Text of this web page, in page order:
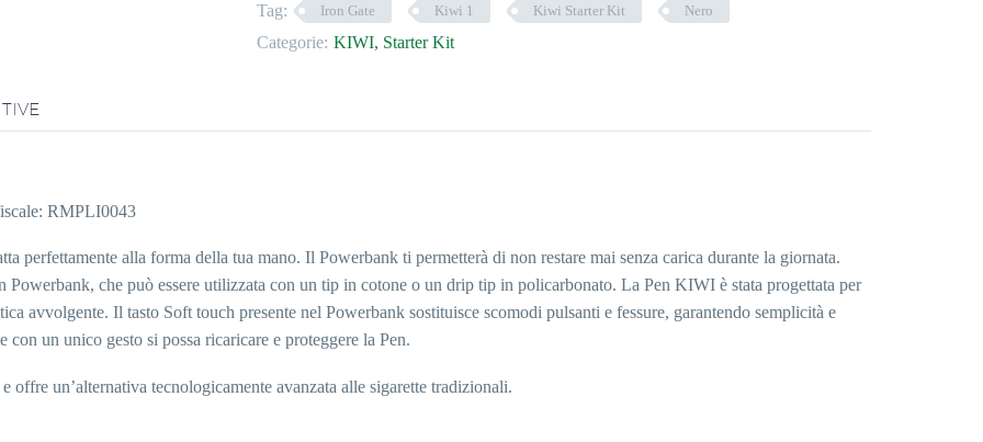
Tag:
Iron Gate Kiwi 1 Kiwi Starter Kit Nero
Categorie: KIWI, Starter Kit
RMPLI0043
perfettamente alla forma della tua mano. Il Powerbank ti permetterà di non restare mai senza carica durante la giornata.
che può essere utilizzata con un tip in cotone o un drip tip in policarbonato. La Pen KIWI è stata progettata per
avvolgente. Il tasto Soft touch presente nel Powerbank sostituisce scomodi pulsanti e fessure, garantendo semplicità e
un unico gesto si possa ricaricare e proteggere la Pen.
un’alternativa tecnologicamente avanzata alle sigarette tradizionali.